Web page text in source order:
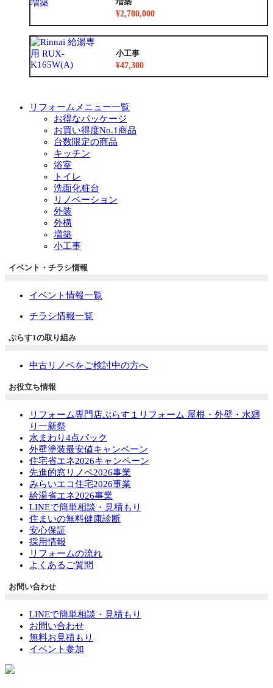
¥2,780,000
小工事
¥47,300
リフォームメニュー一覧
お得なパッケージ
お買い得度No.1商品
台数限定の商品
キッチン
浴室
トイレ
洗面化粧台
リノベーション
外装
外構
増築
小工事
イベント・チラシ情報
イベント情報一覧
チラシ情報一覧
ぷらす1の取り組み
中古リノベをご検討中の方へ
お役立ち情報
リフォーム専門店ぷらす１リフォーム 屋根・外壁・水廻
り一新祭
水まわり4点パック
外壁塗装最安値キャンペーン
住宅省エネ2026キャンペーン
先進的窓リノベ2026事業
みらいエコ住宅2026事業
給湯省エネ2026事業
LINEで簡単相談・見積もり
住まいの無料健康診断
安心保証
採用情報
リフォームの流れ
よくあるご質問
お問い合わせ
LINEで簡単相談・見積もり
お問い合わせ
無料お見積もり
イベント参加